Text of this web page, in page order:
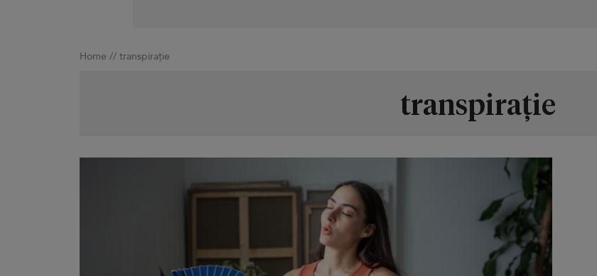
Home // transpirație
transpirație